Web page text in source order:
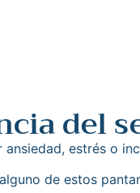
del
estrés o
de estos